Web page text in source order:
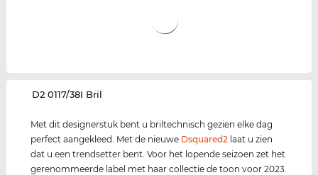
‌D2 0117/38I Bril
Met dit designerstuk bent u briltechnisch gezien elke dag
perfect aangekleed. Met de nieuwe Dsquared2 laat u zien
dat u een trendsetter bent. Voor het lopende seizoen zet het
gerenommeerde label met haar collectie de toon voor 2023.